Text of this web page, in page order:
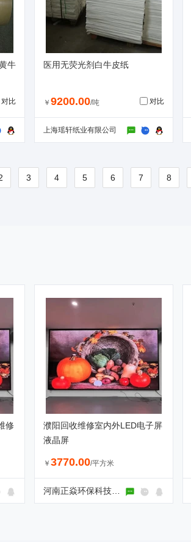
牛
对比
医用无荧光剂白牛皮纸
￥ 9200.00/吨 对比
上海瑶轩纸业有限公司
3 4 5 6 7 8
修
濮阳回收维修室内外LED电子屏
液晶屏
￥ 3770.00/平方米